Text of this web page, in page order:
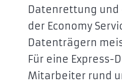
Datenrettung
der Economy
Datenträgern
Für eine
Mitarbeiter rund